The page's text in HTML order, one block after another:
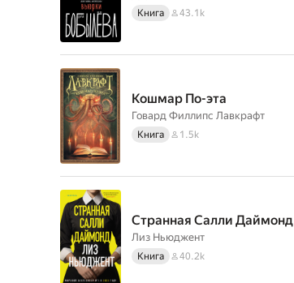
Книга 43.1k
Кошмар По-эта
Говард Филлипс Лавкрафт
Книга 1.5k
Странная Салли Даймонд
Лиз Ньюджент
Книга 40.2k